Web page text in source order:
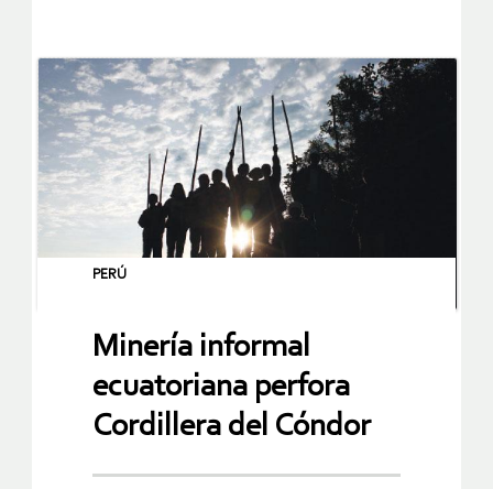
PERÚ
Minería informal
ecuatoriana perfora
Cordillera del Cóndor